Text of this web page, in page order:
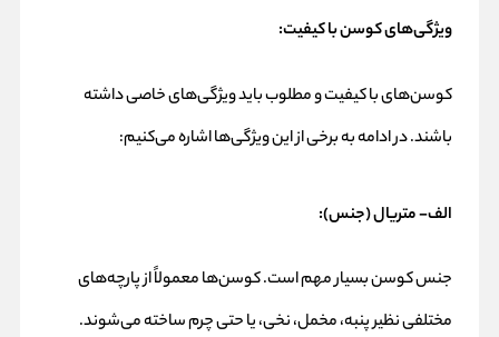
ویژگی‌های کوسن با کیفیت:
کوسن‌های با کیفیت و مطلوب باید ویژگی‌های خاصی داشته
باشند. در ادامه به برخی از این ویژگی‌ها اشاره می‌کنیم:
الف- متریال (جنس):
جنس کوسن بسیار مهم است. کوسن‌ها معمولاً از پارچه‌های
مختلفی نظیر پنبه، مخمل، نخی، یا حتی چرم ساخته می‌شوند.